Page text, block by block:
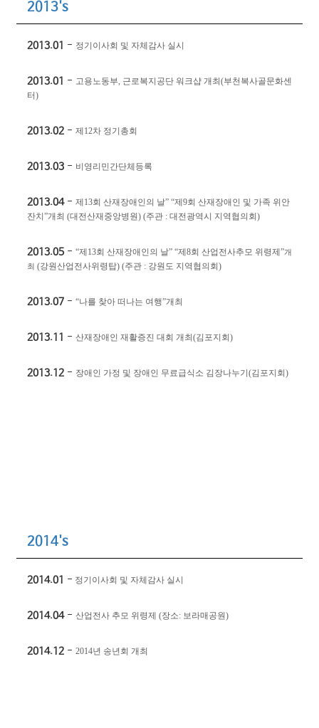
2013's
2013.01 - 정기이사회 및 자체감사 실시
2013.01 - 고용노동부, 근로복지공단 워크샵 개최 (부천복사골문화센
터)
2013.02 - 제 12차 정기총회
2013.03 - 비영리민간단체등록
2013.04 - 제 13회 산재장애인의 날” “제 9회 산재장애인 및 가족 위안
잔치 ”개최 (대전산재중앙병원) (주관 : 대전광역시 지역협의회 )
2013.05 - “제 13회 산재장애인의 날” “제 8회 산업전사추모 위령제 ”개
최 (강원산업전사위령탑) (주관 : 강원도 지역협의회 )
2013.07 - “나를 찾아 떠나는 여행”개최
2013.11 - 산재장애인 재활증진 대회 개최 (김포지회 )
2013.12 - 장애인 가정 및 장애인 무료급식소 김장나누기 (김포지회 )
2014's
2014.01 - 정기이사회 및 자체감사 실시
2014.04 - 산업전사 추모 위령제 (장소: 보라매공원)
2014.12 - 2014년 송년회 개최